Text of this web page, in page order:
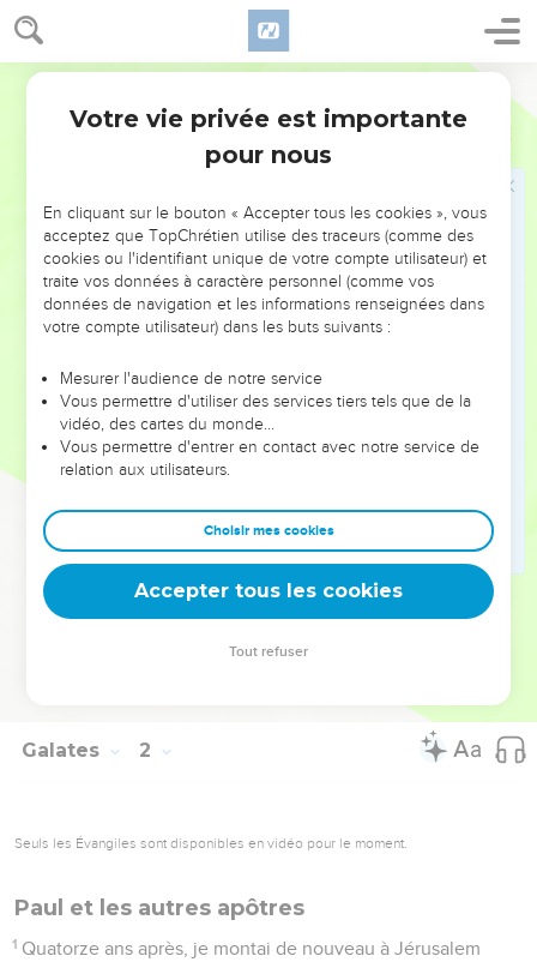
Galates 1
ardent zélateur des traditions de mes pères.
Mais quand il plut à Dieu, qui m'avait choisi dès le sein de
ma mère, et qui m'a appelé par sa grâce,
De me révéler intérieurement son Fils, afin que je
l'annonçasse parmi les Gentils ; aussitôt, je ne consultai ni la
Et je ne montai point à Jérusalem vers ceux qui étaient
apôtres avant moi ; mais je m'en allai en Arabie, et je revins
encore à Damas.
Ensuite, trois ans après, je montai à Jérusalem, pour y
visiter Pierre ; et je demeurai chez lui quinze jours ;
Mais je ne vis aucun des autres apôtres, sinon Jacques, le
frère du Seigneur.
Or, dans les choses que je vous écris, voici, devant Dieu,
je ne mens point.
J'allai ensuite dans les pays de Syrie et de Cilicie ;
Mais j'étais inconnu de visage aux Églises de Judée qui
sont en Christ.
Elles avaient seulement entendu dire : Celui qui autrefois
Galates 2
Seuls les Évangiles sont disponibles en vidéo pour le moment.
Paul et les autres apôtres
1 Quatorze ans après, je montai de nouveau à Jérusalem
Votre vie privée est importante
pour nous
En cliquant sur le bouton « Accepter tous les cookies », vous
acceptez que TopChrétien utilise des traceurs (comme des
cookies ou l'identifiant unique de votre compte utilisateur) et
traite vos données à caractère personnel (comme vos
données de navigation et les informations renseignées dans
votre compte utilisateur) dans les buts suivants :
Mesurer l'audience de notre service
Vous permettre d'utiliser des services tiers tels que de la
vidéo, des cartes du monde…
Vous permettre d'entrer en contact avec notre service de
relation aux utilisateurs.
Choisir mes cookies
Accepter tous les cookies
Tout refuser